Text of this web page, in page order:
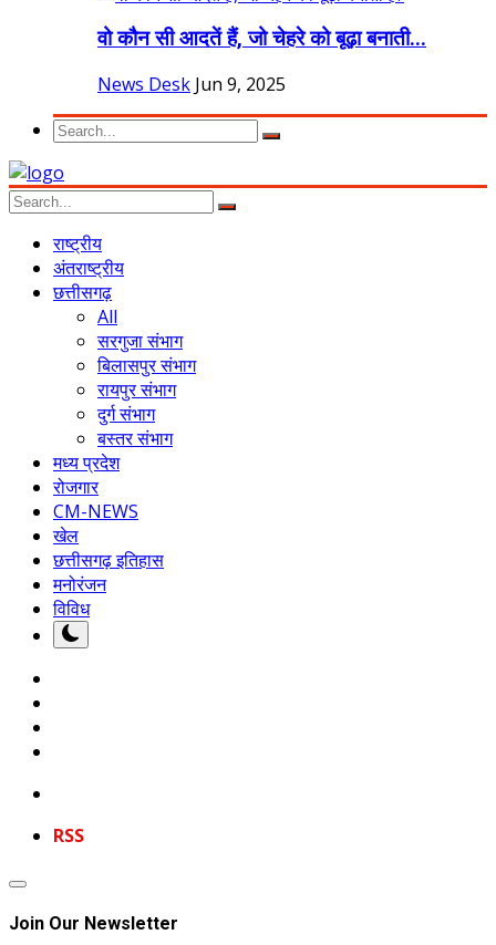
वो कौन सी आदतें हैं, जो चेहरे को बूढ़ा बनाती...
News Desk Jun 9, 2025
राष्ट्रीय
अंतराष्ट्रीय
छत्तीसगढ़
All
सरगुजा संभाग
बिलासपुर संभाग
रायपुर संभाग
दुर्ग संभाग
बस्तर संभाग
मध्य प्रदेश
रोजगार
CM-NEWS
खेल
छत्तीसगढ़ इतिहास
मनोरंजन
विविध
RSS
Join Our Newsletter